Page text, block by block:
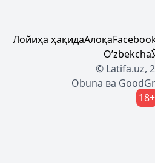
Лойиҳа ҳақидаАлоқа
Oʼzbekcha
© Latifa.uz,
Obuna ва
18+